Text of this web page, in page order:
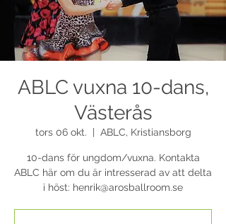
ABLC vuxna 10-dans,
Västerås
tors 06 okt. ABLC, Kristiansborg
10-dans för ungdom/vuxna. Kontakta
ABLC här om du är intresserad av att delta
i höst: henrik@arosballroom.se